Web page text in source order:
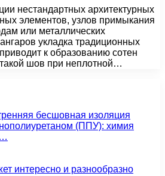
нестандартных архитектурных
элементов, узлов примыкания
или металлических
укладка традиционных
к образованию сотен
шов при неплотной…
бесшовная изоляция
(ППУ): химия
интересно и разнообразно